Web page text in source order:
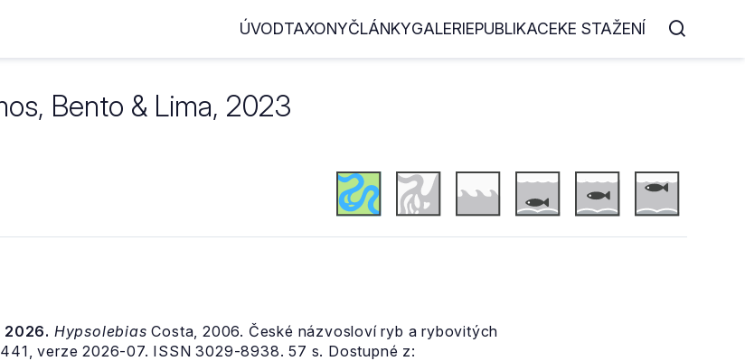
ÚVODTAXONYČLÁNKYGALERIEPUBLIKACEKE STAŽENÍ
Bento & Lima, 2023
2026. Hypsolebias Costa, 2006. České názvosloví ryb a rybovitých
verze 2026-07. ISSN 3029-8938. 57 s. Dostupné z: